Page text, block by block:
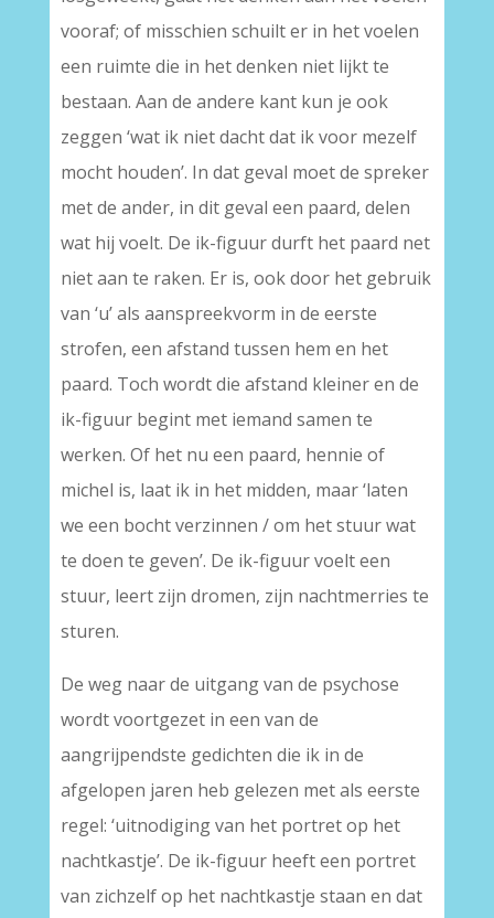
vooraf; of misschien schuilt er in het voelen
een ruimte die in het denken niet lijkt te
bestaan. Aan de andere kant kun je ook
zeggen ‘wat ik niet dacht dat ik voor mezelf
mocht houden’. In dat geval moet de spreker
met de ander, in dit geval een paard, delen
wat hij voelt. De ik-figuur durft het paard net
niet aan te raken. Er is, ook door het gebruik
van ‘u’ als aanspreekvorm in de eerste
strofen, een afstand tussen hem en het
paard. Toch wordt die afstand kleiner en de
ik-figuur begint met iemand samen te
werken. Of het nu een paard, hennie of
michel is, laat ik in het midden, maar ‘laten
we een bocht verzinnen / om het stuur wat
te doen te geven’. De ik-figuur voelt een
stuur, leert zijn dromen, zijn nachtmerries te
sturen.
De weg naar de uitgang van de psychose
wordt voortgezet in een van de
aangrijpendste gedichten die ik in de
afgelopen jaren heb gelezen met als eerste
regel: ‘uitnodiging van het portret op het
nachtkastje’. De ik-figuur heeft een portret
van zichzelf op het nachtkastje staan en dat